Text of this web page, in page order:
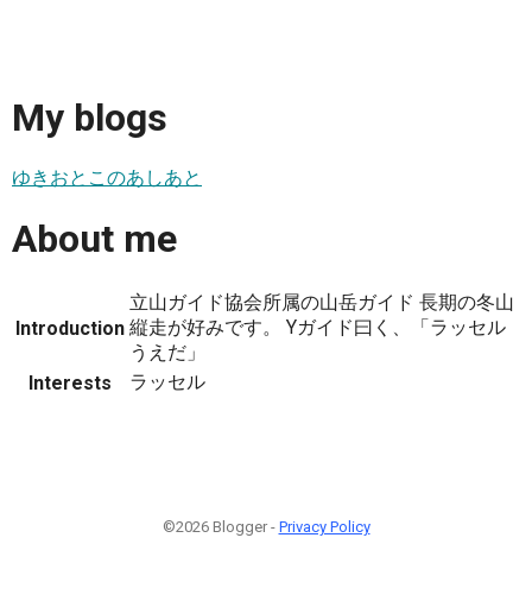
My blogs
ゆきおとこのあしあと
About me
Introduction
立山ガイド協会所属の山岳ガイド 長期の冬山
縦走が好みです。 Yガイド曰く、「ラッセル
うえだ」
Interests
ラッセル
©2026 Blogger - Privacy Policy